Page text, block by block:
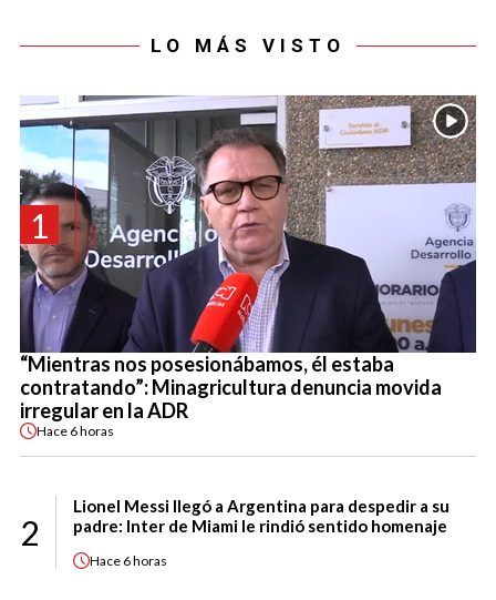
LO MÁS VISTO
1
“Mientras nos posesionábamos, él estaba
contratando”: Minagricultura denuncia movida
irregular en la ADR
Hace 6 horas
2
Lionel Messi llegó a Argentina para despedir a su
padre: Inter de Miami le rindió sentido homenaje
Hace 6 horas